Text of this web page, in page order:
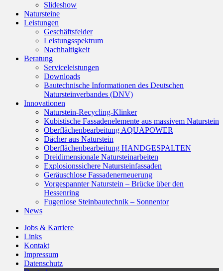
Slideshow
Natursteine
Leistungen
Geschäftsfelder
Leistungsspektrum
Nachhaltigkeit
Beratung
Serviceleistungen
Downloads
Bautechnische Informationen des Deutschen
Natursteinverbandes (DNV)
Innovationen
Naturstein-Recycling-Klinker
Kubistische Fassadenelemente aus massivem Naturstein
Oberflächenbearbeitung AQUAPOWER
Dächer aus Naturstein
Oberflächenbearbeitung HANDGESPALTEN
Dreidimensionale Natursteinarbeiten
Explosionssichere Natursteinfassaden
Geräuschlose Fassadenerneuerung
Vorgespannter Naturstein – Brücke über den
Hessenring
Fugenlose Steinbautechnik – Sonnentor
News
Jobs & Karriere
Links
Kontakt
Impressum
Datenschutz